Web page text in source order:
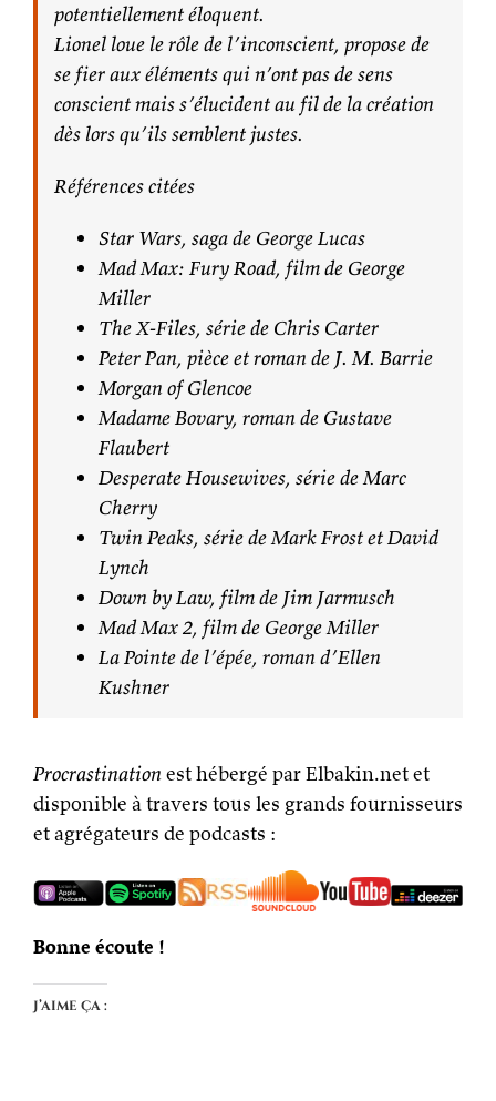
potentiellement éloquent.
Lionel loue le rôle de l’inconscient, propose de
se fier aux éléments qui n’ont pas de sens
conscient mais s’élucident au fil de la création
dès lors qu’ils semblent justes.
Références citées
Star Wars, saga de George Lucas
Mad Max: Fury Road, film de George
Miller
The X-Files, série de Chris Carter
Peter Pan, pièce et roman de J. M. Barrie
Morgan of Glencoe
Madame Bovary, roman de Gustave
Flaubert
Desperate Housewives, série de Marc
Cherry
Twin Peaks, série de Mark Frost et David
Lynch
Down by Law, film de Jim Jarmusch
Mad Max 2, film de George Miller
La Pointe de l’épée, roman d’Ellen
Kushner
Procrastinationest hébergé par Elbakin.net et
disponible à travers tous les grands fournisseurs
et agrégateurs de podcasts :
Bonne écoute !
J’aime ça :